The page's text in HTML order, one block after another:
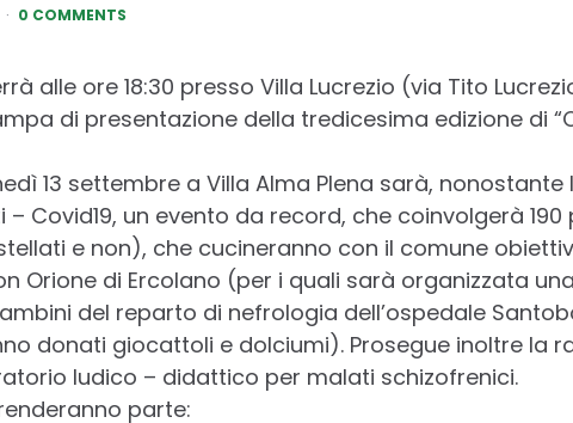
0 COMMENTS
alle ore 18:30 presso Villa Lucrezio (via Tito
di presentazione della tredicesima edizione di
13 settembre a Villa Alma Plena sarà, nonostante
Covid19, un evento da record, che coinvolgerà
e non), che cucineranno con il comune
Orione di Ercolano (per i quali sarà organizzata
del reparto di nefrologia dell’ospedale
donati giocattoli e dolciumi). Prosegue inoltre la
ludico – didattico per malati schizofrenici.
parte: